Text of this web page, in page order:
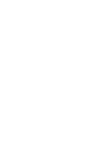
unterstützen, indem
(zum Beispiel
Ihrem Antrag beifügen
länger sein. Dies ist
viele Jahre